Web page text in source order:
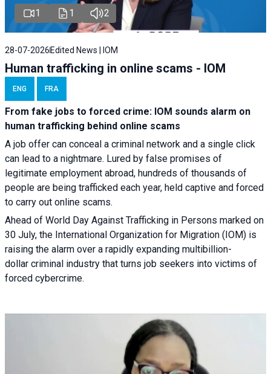
1 1 2
28-07-2026Edited News | IOM
Human trafficking in online scams - IOM
ENG FRA
From fake jobs to forced crime: IOM sounds alarm on
human trafficking behind online scams
A job offer can conceal a criminal network and a single click
can lead to a nightmare. Lured by false promises of
legitimate employment abroad, hundreds of thousands of
people are being trafficked each year, held captive and forced
to carry out online scams.
Ahead of World Day Against Trafficking in Persons marked on
30 July, the International Organization for Migration (IOM) is
raising the alarm over a rapidly expanding multibillion-
dollar criminal industry that turns job seekers into victims of
forced cybercrime.